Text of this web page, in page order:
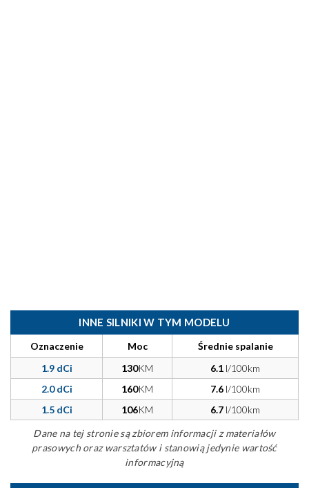
INNE SILNIKI W TYM MODELU
Oznaczenie Moc
Średnie spalanie
1.9 dCi
130KM 6.1 l/100km
2.0 dCi
160KM 7.6 l/100km
1.5 dCi
106KM 6.7 l/100km
Dane na tej stronie są zbiorem informacji z materiałów
prasowych oraz warsztatów i stanowią jedynie wartość
informacyjną